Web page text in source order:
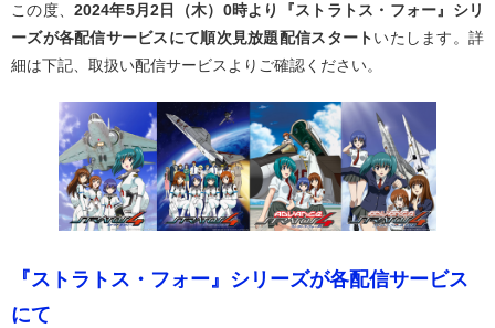
この度、2024年5月2日（木）0時より『ストラトス・フォー』シリ
ーズが各配信サービスにて順次見放題配信スタートいたします。詳
細は下記、取扱い配信サービスよりご確認ください。
『ストラトス・フォー』シリーズが各配信サービス
にて